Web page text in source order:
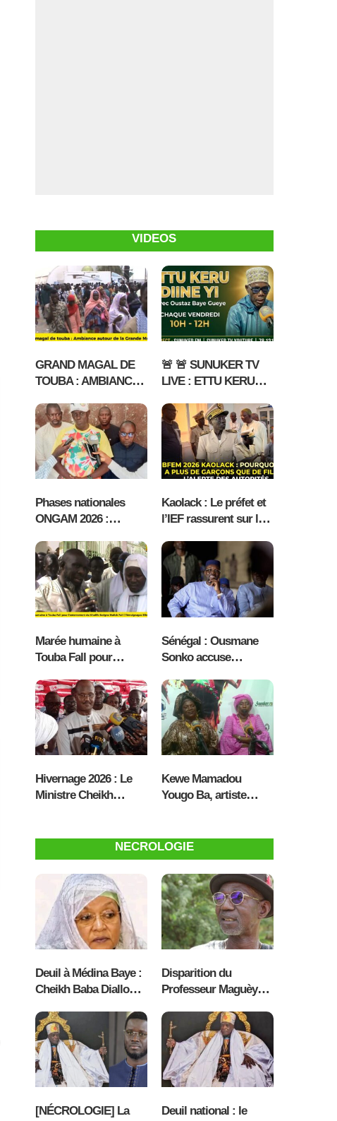
VIDEOS
GRAND MAGAL DE
TOUBA : AMBIANCE
GRANDE MOSQUEE
🚨 🚨 SUNUKER TV
LIVE : ETTU KERU
2026 AVEC OUSTAZ
BAYE GUEYE
Phases nationales
ONGAM 2026 :
défi logistique (CRD)
Kaolack : Le préfet et
l’IEF rassurent sur le
examens et appellent
à renforcer la
scolarisation des
garçons ( vidéo )
Marée humaine à
Touba Fall pour
Khalife Serigne Malick
Fall | Témoignages (
vidéo )
Sénégal : Ousmane
Sonko accuse
Faye de faire pression
sur des responsables
de Pastef, la crise
politique s’accentue
Hivernage 2026 : Le
Ministre Cheikh
intrants à Kaolack
Kewe Mamadou
Yougo Ba, artiste
Fulbe sur Radio
Sunuker FM [ VIDEO ]
NECROLOGIE
Deuil à Médina Baye :
Cheikh Baba Diallo
de Seyda Fatoumata
Hassan Dème
Disparition du
Professeur Maguèye
pleure une grande
figure de sa culture et
de l’UCAD
[NÉCROLOGIE] La
Deuil national : le